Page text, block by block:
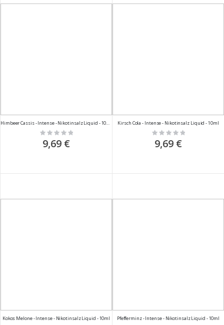
Himbeer Cassis - Intense - Nikotinsalz Liquid - 10ml
Rating:
0%
9,69 €
Kirsch Cola - Intense - Nikotinsalz Liquid - 10ml
Rating:
0%
9,69 €
Kokos Melone - Intense - Nikotinsalz Liquid - 10ml Pfefferminz - Intense - Nikotinsalz Liquid - 10ml